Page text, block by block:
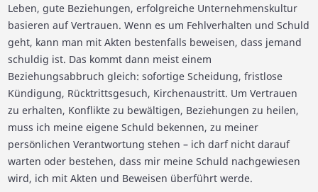
Leben, gute Beziehungen, erfolgreiche Unternehmenskultur
basieren auf Vertrauen. Wenn es um Fehlverhalten und Schuld
geht, kann man mit Akten bestenfalls beweisen, dass jemand
schuldig ist. Das kommt dann meist einem
Beziehungsabbruch gleich: sofortige Scheidung, fristlose
Kündigung, Rücktrittsgesuch, Kirchenaustritt. Um Vertrauen
zu erhalten, Konflikte zu bewältigen, Beziehungen zu heilen,
muss ich meine eigene Schuld bekennen, zu meiner
persönlichen Verantwortung stehen – ich darf nicht darauf
warten oder bestehen, dass mir meine Schuld nachgewiesen
wird, ich mit Akten und Beweisen überführt werde.